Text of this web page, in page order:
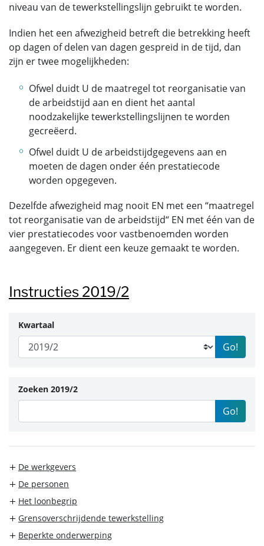
Instructies 2019/2
Kwartaal
Go!
Zoeken 2019/2
Go!
De werkgevers
De personen
Het loonbegrip
Grensoverschrijdende tewerkstelling
Beperkte onderwerping
niveau van de tewerkstellingslijn gebruikt te worden.
Indien het een afwezigheid betreft die betrekking heeft
op dagen of delen van dagen gespreid in de tijd, dan
zijn er twee mogelijkheden:
Ofwel duidt U de maatregel tot reorganisatie van
de arbeidstijd aan en dient het aantal
noodzakelijke tewerkstellingslijnen te worden
gecreëerd.
Ofwel duidt U de arbeidstijdgegevens aan en
moeten de dagen onder één prestatiecode
worden opgegeven.
Dezelfde afwezigheid mag nooit EN met een “maatregel
tot reorganisatie van de arbeidstijd“ EN met één van de
vier prestatiecodes voor vastbenoemden worden
aangegeven. Er dient een keuze gemaakt te worden.